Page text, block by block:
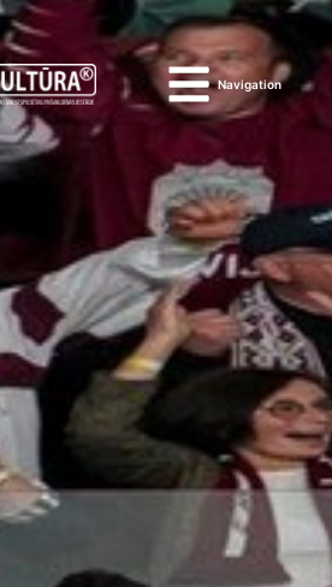
Navigation